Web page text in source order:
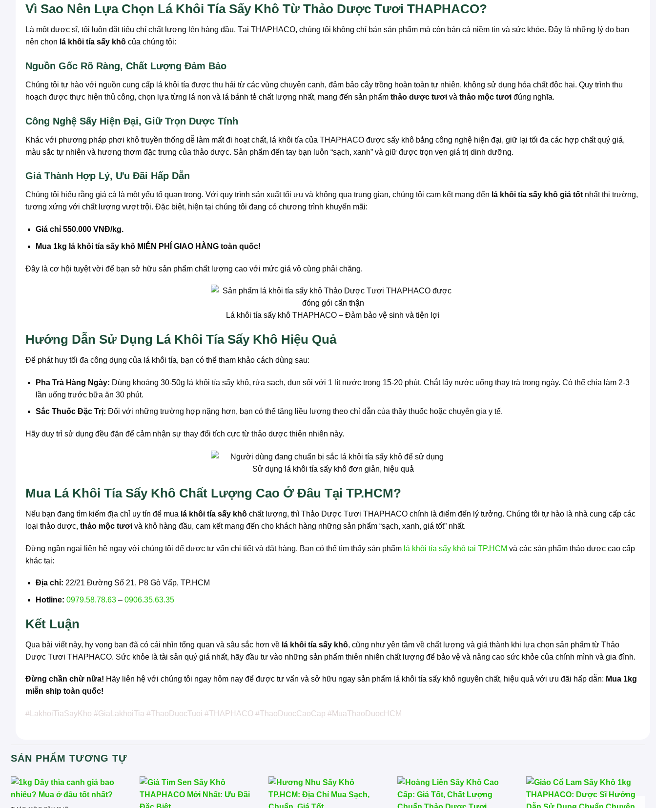
Vì Sao Nên Lựa Chọn Lá Khôi Tía Sấy Khô Từ Thảo Dược Tươi THAPHACO?
Là một dược sĩ, tôi luôn đặt tiêu chí chất lượng lên hàng đầu. Tại THAPHACO, chúng tôi không chỉ bán sản phẩm mà còn bán cả niềm tin và sức khỏe. Đây là những lý do bạn
nên chọn lá khôi tía sấy khô của chúng tôi:
Nguồn Gốc Rõ Ràng, Chất Lượng Đảm Bảo
Chúng tôi tự hào với nguồn cung cấp lá khôi tía được thu hái từ các vùng chuyên canh, đảm bảo cây trồng hoàn toàn tự nhiên, không sử dụng hóa chất độc hại. Quy trình thu
hoạch được thực hiện thủ công, chọn lựa từng lá non và lá bánh tẻ chất lượng nhất, mang đến sản phẩm thảo dược tươi và thảo mộc tươi đúng nghĩa.
Công Nghệ Sấy Hiện Đại, Giữ Trọn Dược Tính
Khác với phương pháp phơi khô truyền thống dễ làm mất đi hoạt chất, lá khôi tía của THAPHACO được sấy khô bằng công nghệ hiện đại, giữ lại tối đa các hợp chất quý giá,
màu sắc tự nhiên và hương thơm đặc trưng của thảo dược. Sản phẩm đến tay bạn luôn “sạch, xanh” và giữ được trọn vẹn giá trị dinh dưỡng.
Giá Thành Hợp Lý, Ưu Đãi Hấp Dẫn
Chúng tôi hiểu rằng giá cả là một yếu tố quan trọng. Với quy trình sản xuất tối ưu và không qua trung gian, chúng tôi cam kết mang đến lá khôi tía sấy khô giá tốtnhất thị trường,
tương xứng với chất lượng vượt trội. Đặc biệt, hiện tại chúng tôi đang có chương trình khuyến mãi:
Giá chỉ 550.000 VNĐ/kg.
Mua 1kg lá khôi tía sấy khô MIỄN PHÍ GIAO HÀNG toàn quốc!
Đây là cơ hội tuyệt vời để bạn sở hữu sản phẩm chất lượng cao với mức giá vô cùng phải chăng.
Lá khôi tía sấy khô THAPHACO – Đảm bảo vệ sinh và tiện lợi
Hướng Dẫn Sử Dụng Lá Khôi Tía Sấy Khô Hiệu Quả
Để phát huy tối đa công dụng của lá khôi tía, bạn có thể tham khảo cách dùng sau:
Pha Trà Hàng Ngày: Dùng khoảng 30-50g lá khôi tía sấy khô, rửa sạch, đun sôi với 1 lít nước trong 15-20 phút. Chắt lấy nước uống thay trà trong ngày. Có thể chia làm 2-3
lần uống trước bữa ăn 30 phút.
Sắc Thuốc Đặc Trị: Đối với những trường hợp nặng hơn, bạn có thể tăng liều lượng theo chỉ dẫn của thầy thuốc hoặc chuyên gia y tế.
Hãy duy trì sử dụng đều đặn để cảm nhận sự thay đổi tích cực từ thảo dược thiên nhiên này.
Sử dụng lá khôi tía sấy khô đơn giản, hiệu quả
Mua Lá Khôi Tía Sấy Khô Chất Lượng Cao Ở Đâu Tại TP.HCM?
Nếu bạn đang tìm kiếm địa chỉ uy tín để mua lá khôi tía sấy khô chất lượng, thì Thảo Dược Tươi THAPHACO chính là điểm đến lý tưởng. Chúng tôi tự hào là nhà cung cấp các
loại thảo dược, thảo mộc tươi và khô hàng đầu, cam kết mang đến cho khách hàng những sản phẩm “sạch, xanh, giá tốt” nhất.
Đừng ngần ngại liên hệ ngay với chúng tôi để được tư vấn chi tiết và đặt hàng. Bạn có thể tìm thấy sản phẩm lá khôi tía sấy khô tại TP.HCM và các sản phẩm thảo dược cao cấp
khác tại:
Địa chỉ: 22/21 Đường Số 21, P8 Gò Vấp, TP.HCM
Hotline: 0979.58.78.63– 0906.35.63.35
Kết Luận
Qua bài viết này, hy vọng bạn đã có cái nhìn tổng quan và sâu sắc hơn về lá khôi tía sấy khô, cũng như yên tâm về chất lượng và giá thành khi lựa chọn sản phẩm từ Thảo
Dược Tươi THAPHACO. Sức khỏe là tài sản quý giá nhất, hãy đầu tư vào những sản phẩm thiên nhiên chất lượng để bảo vệ và nâng cao sức khỏe của chính mình và gia đình.
Đừng chần chừ nữa! Hãy liên hệ với chúng tôi ngay hôm nay để được tư vấn và sở hữu ngay sản phẩm lá khôi tía sấy khô nguyên chất, hiệu quả với ưu đãi hấp dẫn: Mua 1kg
miễn ship toàn quốc!
#LakhoiTiaSayKho #GiaLakhoiTia #ThaoDuocTuoi #THAPHACO #ThaoDuocCaoCap #MuaThaoDuocHCM
SẢN PHẨM TƯƠNG TỰ